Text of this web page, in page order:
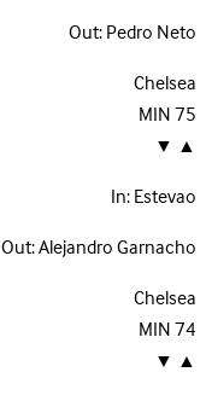
Out:Pedro Neto
Chelsea
75
MIN
▲
▼
In:Estevao
Out:Alejandro Garnacho
Chelsea
74
MIN
▲
▼